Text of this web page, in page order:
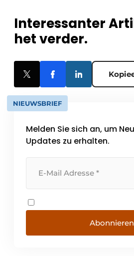
Interessanter
het verder.
NIEUWSBRIEF
Melden Sie sich an, um
Updates zu erhalten.
Abonnieren